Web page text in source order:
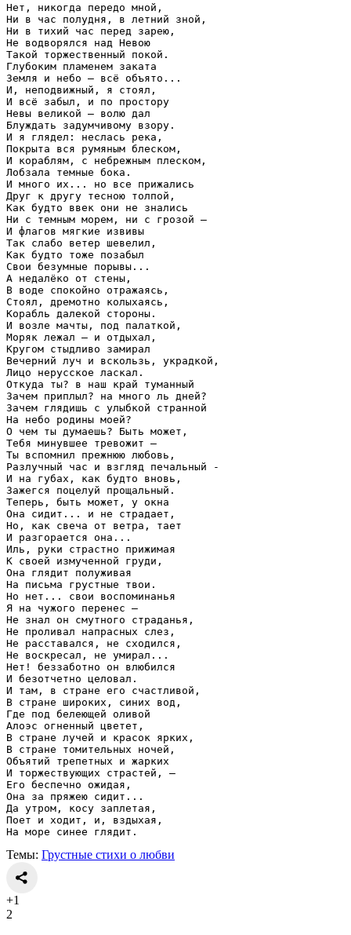
Нет, никогда передо мной,
Ни в час полудня, в летний зной,
Ни в тихий час перед зарею,
Не водворялся над Невою
Такой торжественный покой.
Глубоким пламенем заката
Земля и небо — всё объято...
И, неподвижный, я стоял,
И всё забыл, и по простору
Невы великой — волю дал
Блуждать задумчивому взору.
И я глядел: неслась река,
Покрыта вся румяным блеском,
И кораблям, с небрежным плеском,
Лобзала темные бока.
И много их... но все прижались
Друг к другу тесною толпой,
Как будто ввек они не знались
Ни с темным морем, ни с грозой —
И флагов мягкие извивы
Так слабо ветер шевелил,
Как будто тоже позабыл
Свои безумные порывы...
А недалёко от стены,
В воде спокойно отражаясь,
Стоял, дремотно колыхаясь,
Корабль далекой стороны.
И возле мачты, под палаткой,
Моряк лежал — и отдыхал,
Кругом стыдливо замирал
Вечерний луч и вскользь, украдкой,
Лицо нерусское ласкал.
Откуда ты? в наш край туманный
Зачем приплыл? на много ль дней?
Зачем глядишь с улыбкой странной
На небо родины моей?
О чем ты думаешь? Быть может,
Тебя минувшее тревожит —
Ты вспомнил прежнюю любовь,
Разлучный час и взгляд печальный -
И на губах, как будто вновь,
Зажегся поцелуй прощальный.
Теперь, быть может, у окна
Она сидит... и не страдает,
Но, как свеча от ветра, тает
И разгорается она...
Иль, руки страстно прижимая
К своей измученной груди,
Она глядит полуживая
На письма грустные твои.
Но нет... свои воспоминанья
Я на чужого перенес —
Не знал он смутного страданья,
Не проливал напрасных слез,
Не расставался, не сходился,
Не воскресал, не умирал...
Нет! беззаботно он влюбился
И безотчетно целовал.
И там, в стране его счастливой,
В стране широких, синих вод,
Где под белеющей оливой
Алоэс огненный цветет,
В стране лучей и красок ярких,
В стране томительных ночей,
Объятий трепетных и жарких
И торжествующих страстей, —
Его беспечно ожидая,
Она за пряжею сидит...
Да утром, косу заплетая,
Поет и ходит, и, вздыхая,
На море синее глядит.
Темы: Грустные стихи о любви
+1
2